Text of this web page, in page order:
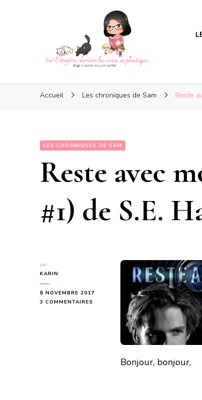
Sur l'étagère, derrière
Accueil Les chroniques de Sam Reste
LES CHRONIQUES DE SAM
Reste avec
#1) de S.E.
par
KARIN
8 NOVEMBRE 2017
3 COMMENTAIRES
DÉTECTIVES
Bonjour, bonjour,